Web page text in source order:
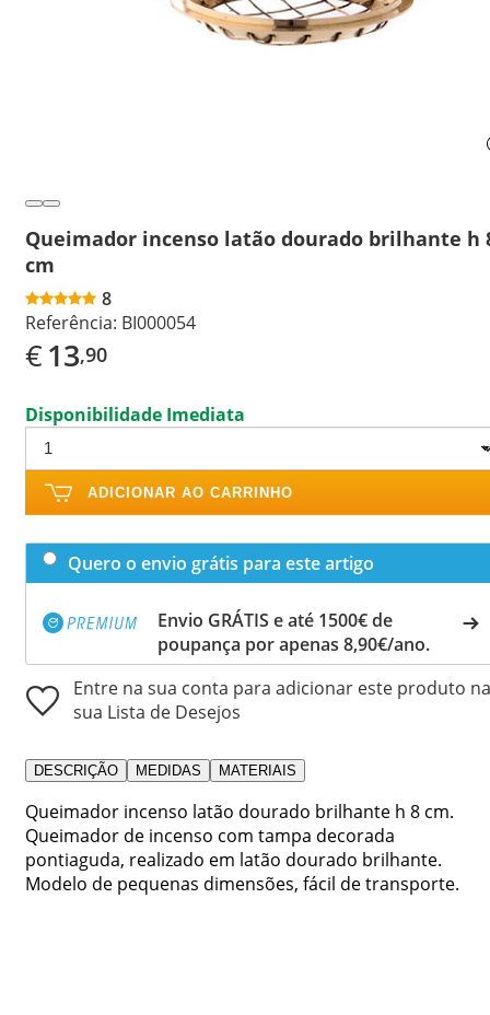
Queimador incenso latão dourado brilhante h
cm
8
Referência: BI000054
€13,90
Disponibilidade Imediata
ADICIONAR AO CARRINHO
Quero o envio grátis para este artigo
Envio GRÁTIS e até 1500€ de
poupança por apenas 8,90€/ano.
Entre na sua conta para adicionar este produto na
sua Lista de Desejos
DESCRIÇÃO MEDIDAS MATERIAIS
Queimador incenso latão dourado brilhante h 8 cm.
Queimador de incenso com tampa decorada
pontiaguda, realizado em latão dourado brilhante.
Modelo de pequenas dimensões, fácil de transporte.